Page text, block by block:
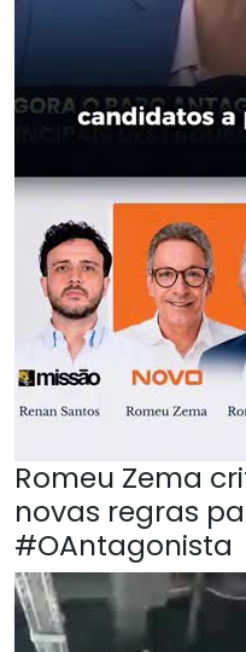
Romeu Zema
novas regras
#OAntagonista